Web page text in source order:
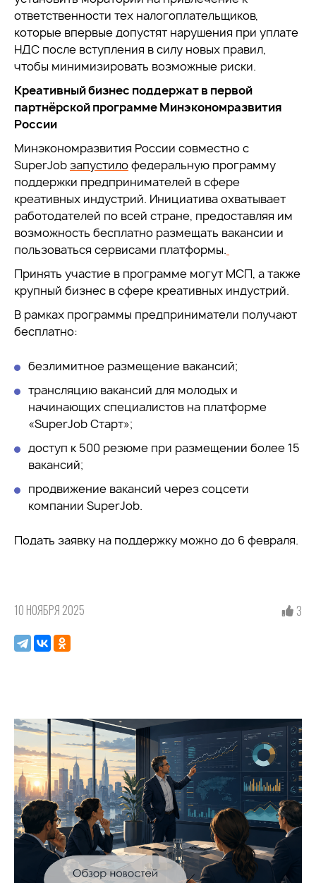
ответственности тех налогоплательщиков,
которые впервые допустят нарушения при уплате
НДС после вступления в силу новых правил,
чтобы минимизировать возможные риски.
Креативный бизнес поддержат в первой
партнёрской программе Минэкономразвития
России
Минэкономразвития России совместно с
SuperJob запустилофедеральную программу
поддержки предпринимателей в сфере
креативных индустрий. Инициатива охватывает
работодателей по всей стране, предоставляя им
возможность бесплатно размещать вакансии и
пользоваться сервисами платформы.
Принять участие в программе могут МСП, а также
крупный бизнес в сфере креативных индустрий.
В рамках программы предприниматели получают
бесплатно:
безлимитное размещение вакансий;
трансляцию вакансий для молодых и
начинающих специалистов на платформе
«SuperJob Старт»;
доступ к 500 резюме при размещении более 15
вакансий;
продвижение вакансий через соцсети
компании SuperJob.
Подать заявку на поддержку можно до 6 февраля.
10 НОЯБРЯ 2025 3